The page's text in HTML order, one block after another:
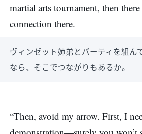
martial arts tournament, then
connection there.
ヴィンゼット姉弟とパーティを組ん
なら、そこでつながりもあるか。
“Then, avoid my arrow. First, I